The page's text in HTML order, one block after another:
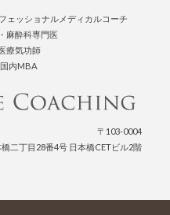
ェッショナルメディカルコーチ
麻酔科専門医
療気功師
国内MBA
〒103-0004
二丁目28番4号 日本橋CETビル2階